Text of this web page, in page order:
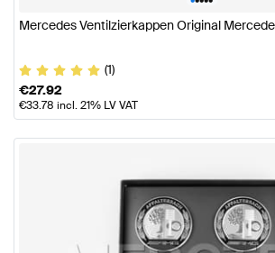
Mercedes Ventilzierkappen Original
(1)
€27.92
€33.78 incl. 21% LV VAT